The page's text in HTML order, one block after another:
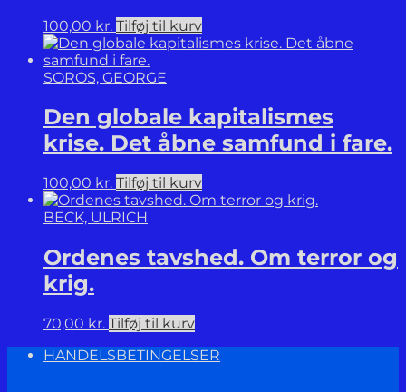
100,00 kr. Tilføj til kurv
SOROS, GEORGE
Den globale kapitalismes
krise. Det åbne samfund i fare.
100,00 kr. Tilføj til kurv
BECK, ULRICH
Ordenes tavshed. Om terror og
krig.
70,00 kr. Tilføj til kurv
HANDELSBETINGELSER